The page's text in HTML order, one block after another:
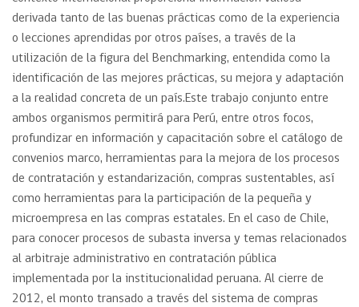
derivada tanto de las buenas prácticas como de la experiencia
o lecciones aprendidas por otros países, a través de la
utilización de la figura del Benchmarking, entendida como la
identificación de las mejores prácticas, su mejora y adaptación
a la realidad concreta de un país.Este trabajo conjunto entre
ambos organismos permitirá para Perú, entre otros focos,
profundizar en información y capacitación sobre el catálogo de
convenios marco, herramientas para la mejora de los procesos
de contratación y estandarización, compras sustentables, así
como herramientas para la participación de la pequeña y
microempresa en las compras estatales. En el caso de Chile,
para conocer procesos de subasta inversa y temas relacionados
al arbitraje administrativo en contratación pública
implementada por la institucionalidad peruana. Al cierre de
2012, el monto transado a través del sistema de compras